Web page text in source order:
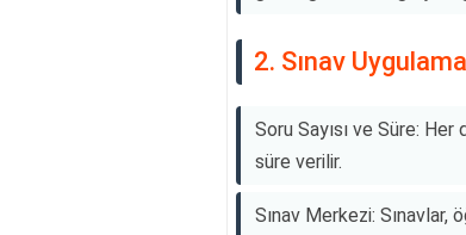
2. Sınav
Soru Sayısı ve Süre:
süre verilir.
Sınav Merkezi: